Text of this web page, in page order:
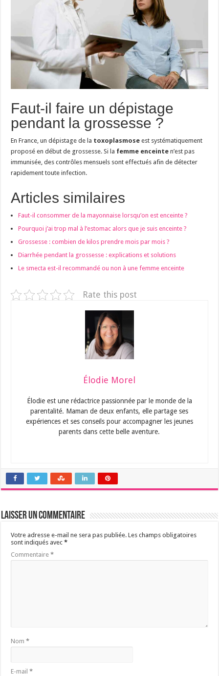
Faut-il faire un dépistage
pendant la grossesse ?
En France, un dépistage de la toxoplasmose est systématiquement
proposé en début de grossesse. Si la femme enceinte n’est pas
immunisée, des contrôles mensuels sont effectués afin de détecter
rapidement toute infection.
Articles similaires
Faut-il consommer de la mayonnaise lorsqu’on est enceinte ?
Pourquoi j’ai trop mal à l’estomac alors que je suis enceinte ?
Grossesse : combien de kilos prendre mois par mois ?
Diarrhée pendant la grossesse : explications et solutions
Le smecta est-il recommandé ou non à une femme enceinte
Rate this post
Élodie Morel
Élodie est une rédactrice passionnée par le monde de la
parentalité. Maman de deux enfants, elle partage ses
expériences et ses conseils pour accompagner les jeunes
parents dans cette belle aventure.
Laisser un commentaire
Votre adresse e-mail ne sera pas publiée. Les champs obligatoires
sont indiqués avec*
Commentaire*
Nom*
E-mail*